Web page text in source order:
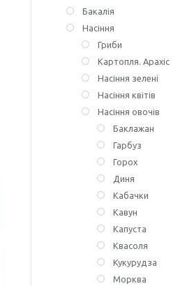
Бакалія
Насіння
Гриби
Картопля. Арахіс
Насіння зелені
Насіння квітів
Насіння овочів
Баклажан
Гарбуз
Горох
Диня
Кабачки
Кавун
Капуста
Квасоля
Кукурудза
Морква